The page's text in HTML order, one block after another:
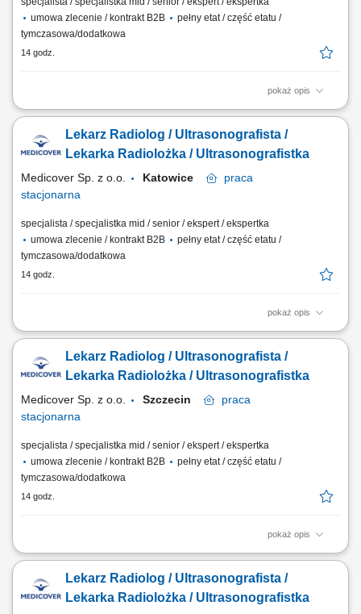
umowa zlecenie / kontrakt B2B
pełny etat / część etatu /
tymczasowa/dodatkowa
14 godz.
pokaż opis
Będziesz odpowiedzialny/-a za: wykonywanie i opis badań USG ​​
ekipy medycznej i stań się #bohaterem opieki zdrowotnej! Szukamy
Ciebie, jeśli​: ukończyłeś/-aś specjalizację lub jesteś w jej trakcie
Lekarz Radiolog / Ultrasonografista /
Lekarka Radiolożka / Ultrasonografistka
Medicover Sp. z o.o. Katowice
praca
stacjonarna
specjalista / specjalistka mid / senior / ekspert / ekspertka
umowa zlecenie / kontrakt B2B
pełny etat / część etatu /
tymczasowa/dodatkowa
14 godz.
pokaż opis
Będziesz odpowiedzialny/-a za: wykonywanie i opis badań USG ​​
ekipy medycznej i stań się #bohaterem opieki zdrowotnej! Szukamy
Ciebie, jeśli​: ukończyłeś/-aś specjalizację lub jesteś w jej trakcie
Lekarz Radiolog / Ultrasonografista /
Lekarka Radiolożka / Ultrasonografistka
Medicover Sp. z o.o. Szczecin
praca
stacjonarna
specjalista / specjalistka mid / senior / ekspert / ekspertka
umowa zlecenie / kontrakt B2B
pełny etat / część etatu /
tymczasowa/dodatkowa
14 godz.
pokaż opis
Będziesz odpowiedzialny/-a za: wykonywanie i opis badań USG ​​
ekipy medycznej i stań się #bohaterem opieki zdrowotnej! Szukamy
Ciebie, jeśli​: ukończyłeś/-aś specjalizację lub jesteś w jej trakcie
Lekarz Radiolog / Ultrasonografista /
Lekarka Radiolożka / Ultrasonografistka